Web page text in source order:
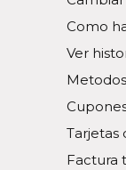
Como
Ver
Tarjetas
Factura